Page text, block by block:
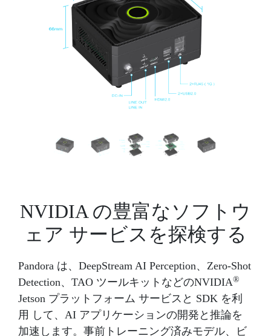
NVIDIA の豊富なソフトウ
ェア サービスを探検する
Pandora は、DeepStream AI Perception、Zero-Shot
Detection、TAO ツールキットなどのNVIDIA®
Jetson プラットフォーム サービスと SDK を利
用 して、AI アプリケーションの開発と推論を
加速します。事前トレーニング済みモデル、ビ